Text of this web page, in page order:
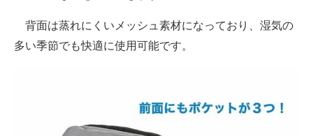
背面は蒸れにくいメッシュ素材になっており、湿気の
多い季節でも快適に使用可能です。